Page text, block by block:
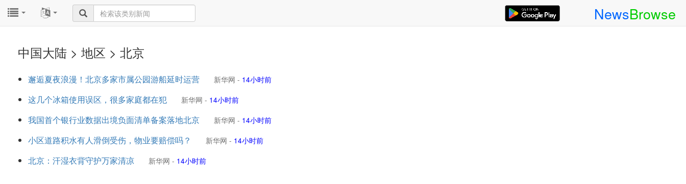
NewsBrowse
中国大陆 > 地区 > 北京
邂逅夏夜浪漫！北京多家市属公园游船延时运营 新华网 - 14小时前
这几个冰箱使用误区，很多家庭都在犯 新华网 - 14小时前
我国首个银行业数据出境负面清单备案落地北京 新华网 - 14小时前
小区道路积水有人滑倒受伤，物业要赔偿吗？ 新华网 - 14小时前
北京：汗湿衣背守护万家清凉 新华网 - 14小时前